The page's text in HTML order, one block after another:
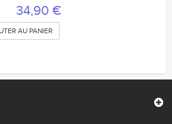
34,90 €
AU PANIER